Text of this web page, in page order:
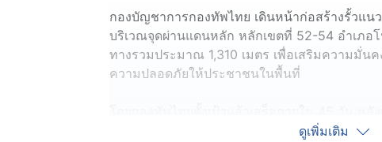
กองบัญชาการกองทัพไทย เดินหน้าก่อสร้างรั้วแ
บริเวณจุดผ่านแดนหลัก หลักเขตที่ 52-54 อำเภอ
ทางรวมประมาณ 1,310 เมตร เพื่อเสริมความมั่น
ความปลอดภัยให้ประชาชนในพื้นที่
เดือนเมษายน 2569 และยังคงเร่งก่อสร้างอย่างต่อ
ดูเพิ่มเติม